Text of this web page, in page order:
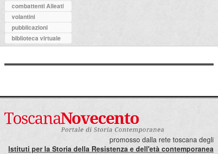
combattenti Alleati
volantini
pubblicazioni
biblioteca virtuale
promosso dalla rete toscana degli
Istituti per la Storia della Resistenza e dell'età contemporanea